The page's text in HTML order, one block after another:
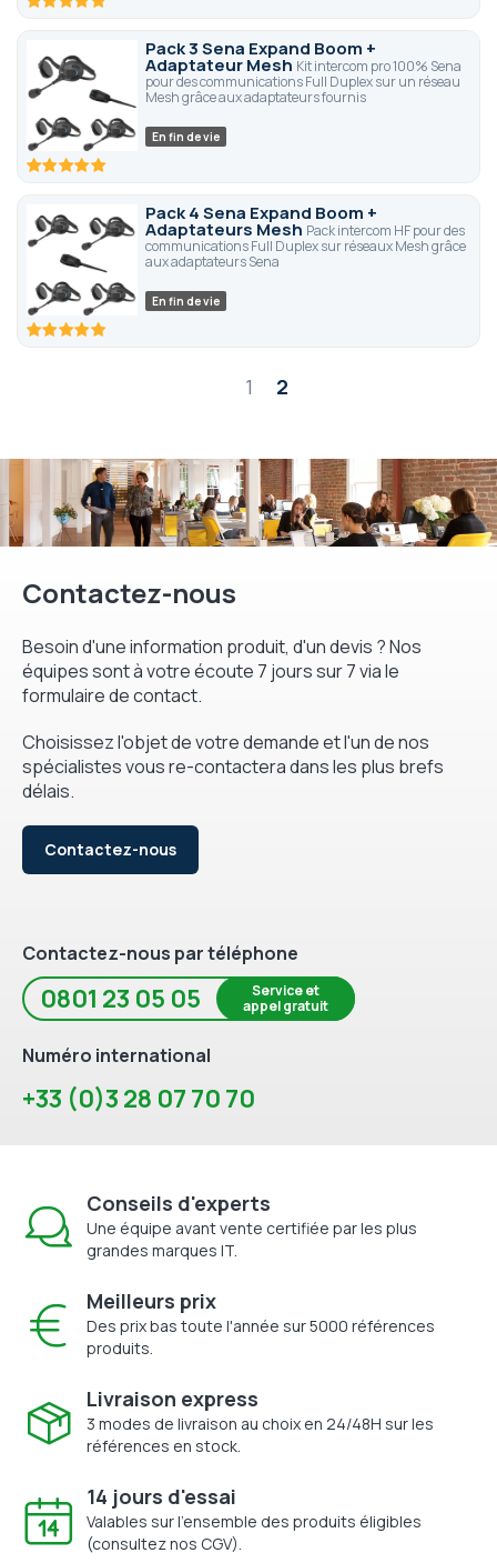
100 100
Pack 3 Sena Expand Boom +
Adaptateur Mesh Kit intercom pro 100% Sena
pour des communications Full Duplex sur un réseau
Mesh grâce aux adaptateurs fournis
100 100
En fin de vie
Pack 4 Sena Expand Boom +
Adaptateurs Mesh Pack intercom HF pour des
communications Full Duplex sur réseaux Mesh grâce
aux adaptateurs Sena
100 100
En fin de vie
1 2
Contactez-nous
Besoin d'une information produit, d'un devis ? Nos
équipes sont à votre écoute 7 jours sur 7 via le
formulaire de contact.
Choisissez l'objet de votre demande et l'un de nos
spécialistes vous re-contactera dans les plus brefs
délais.
Contactez-nous
Contactez-nous par téléphone
0801 23 05 05
Service et
appel gratuit
Numéro international
+33 (0)3 28 07 70 70
Conseils d'experts
Une équipe avant vente certifiée par les plus
grandes marques IT.
Meilleurs prix
Des prix bas toute l'année sur 5000 références
produits.
Livraison express
3 modes de livraison au choix en 24/48H sur les
références en stock.
14 jours d'essai
Valables sur l'ensemble des produits éligibles
(consultez nos CGV).